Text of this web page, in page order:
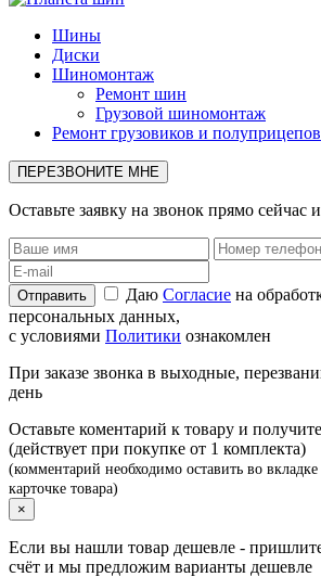
Шины
Диски
Шиномонтаж
Ремонт шин
Грузовой шиномонтаж
Ремонт грузовиков и полуприцепов
ПЕРЕЗВОНИТЕ МНЕ
Оставьте заявку на звонок прямо
Даю Согласие на
персональных данных,
с условиями Политики ознакомлен
При заказе звонка в выходные,
день
Оставьте коментарий к товару и
(действует при покупке от 1 комплекта)
(комментарий необходимо оставить во
карточке товара)
×
Если вы нашли товар дешевле -
счёт и мы предложим варианты дешевле